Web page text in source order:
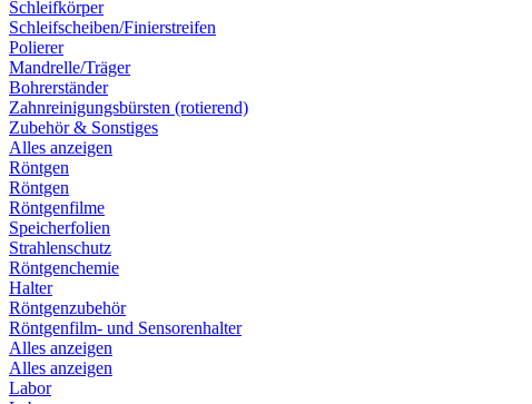
Schleifkörper
Schleifscheiben/Finierstreifen
Polierer
Mandrelle/Träger
Bohrerständer
Zahnreinigungsbürsten (rotierend)
Zubehör & Sonstiges
Alles anzeigen
Röntgen
Röntgen
Röntgenfilme
Speicherfolien
Strahlenschutz
Röntgenchemie
Halter
Röntgenzubehör
Röntgenfilm- und Sensorenhalter
Alles anzeigen
Alles anzeigen
Labor